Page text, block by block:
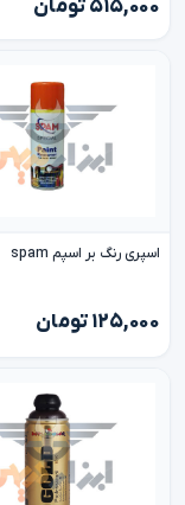
۵۱۵,۰۰۰ تومان
اسپری رنگ بر اسپم spam
۱۲۵,۰۰۰ تومان